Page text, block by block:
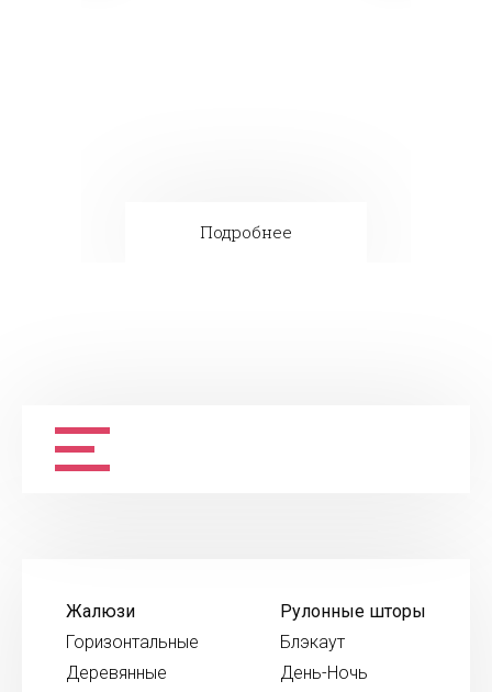
Подробнее
Жалюзи
Горизонтальные
Деревянные
Рулонные шторы
Блэкаут
День-Ночь